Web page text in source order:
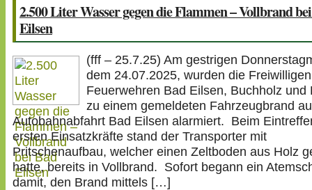
2.500 Liter Wasser gegen die Flammen – Vollbrand
Eilsen
(fff – 25.7.25) Am gestrigen
dem 24.07.2025, wurden die Freiwilligen
Feuerwehren Bad Eilsen, Buchholz und
zu einem gemeldeten Fahrzeugbrand
Autobahnabfahrt Bad Eilsen alarmiert. Beim
ersten Einsatzkräfte stand der Transporter mit
Pritschenaufbau, welcher einen Zeltboden aus Holz
hatte, bereits in Vollbrand. Sofort begann ein
damit, den Brand mittels […]